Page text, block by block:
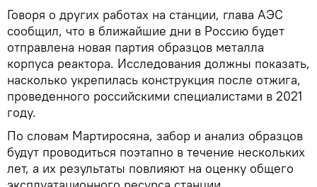
Говоря о других работах на станции, глава АЭС
сообщил, что в ближайшие дни в Россию будет
отправлена новая партия образцов металла
корпуса реактора. Исследования должны показать,
насколько укрепилась конструкция после отжига,
проведенного российскими специалистами в 2021
году.
По словам Мартиросяна, забор и анализ образцов
будут проводиться поэтапно в течение нескольких
лет, а их результаты повлияют на оценку общего